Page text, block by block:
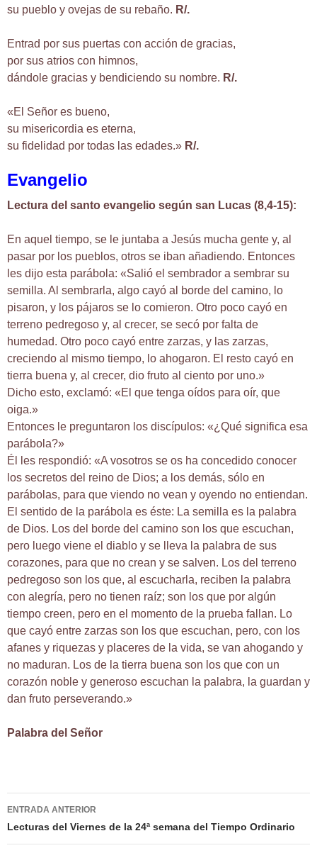
su pueblo y ovejas de su rebaño. R/.
Entrad por sus puertas con acción de gracias,
por sus atrios con himnos,
dándole gracias y bendiciendo su nombre. R/.
«El Señor es bueno,
su misericordia es eterna,
su fidelidad por todas las edades.» R/.
Evangelio
Lectura del santo evangelio según san Lucas (8,4-15):
En aquel tiempo, se le juntaba a Jesús mucha gente y, al
pasar por los pueblos, otros se iban añadiendo. Entonces
les dijo esta parábola: «Salió el sembrador a sembrar su
semilla. Al sembrarla, algo cayó al borde del camino, lo
pisaron, y los pájaros se lo comieron. Otro poco cayó en
terreno pedregoso y, al crecer, se secó por falta de
humedad. Otro poco cayó entre zarzas, y las zarzas,
creciendo al mismo tiempo, lo ahogaron. El resto cayó en
tierra buena y, al crecer, dio fruto al ciento por uno.»
Dicho esto, exclamó: «El que tenga oídos para oír, que
oiga.»
Entonces le preguntaron los discípulos: «¿Qué significa esa
parábola?»
Él les respondió: «A vosotros se os ha concedido conocer
los secretos del reino de Dios; a los demás, sólo en
parábolas, para que viendo no vean y oyendo no entiendan.
El sentido de la parábola es éste: La semilla es la palabra
de Dios. Los del borde del camino son los que escuchan,
pero luego viene el diablo y se lleva la palabra de sus
corazones, para que no crean y se salven. Los del terreno
pedregoso son los que, al escucharla, reciben la palabra
con alegría, pero no tienen raíz; son los que por algún
tiempo creen, pero en el momento de la prueba fallan. Lo
que cayó entre zarzas son los que escuchan, pero, con los
afanes y riquezas y placeres de la vida, se van ahogando y
no maduran. Los de la tierra buena son los que con un
corazón noble y generoso escuchan la palabra, la guardan y
dan fruto perseverando.»
Palabra del Señor
Navegación
de
ENTRADA ANTERIOR
Lecturas del Viernes de la 24ª semana del Tiempo Ordinario